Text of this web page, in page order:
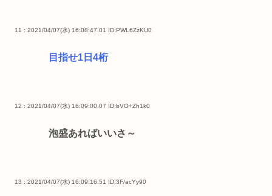
11 : 2021/04/07(水) 16:08:47.01 ID:PWL6ZzKU0
目指せ1日4桁
12 : 2021/04/07(水) 16:09:00.07 ID:bVO+Zh1k0
泡盛あればいいさ～
13 : 2021/04/07(水) 16:09:16.51 ID:3F/acYy90